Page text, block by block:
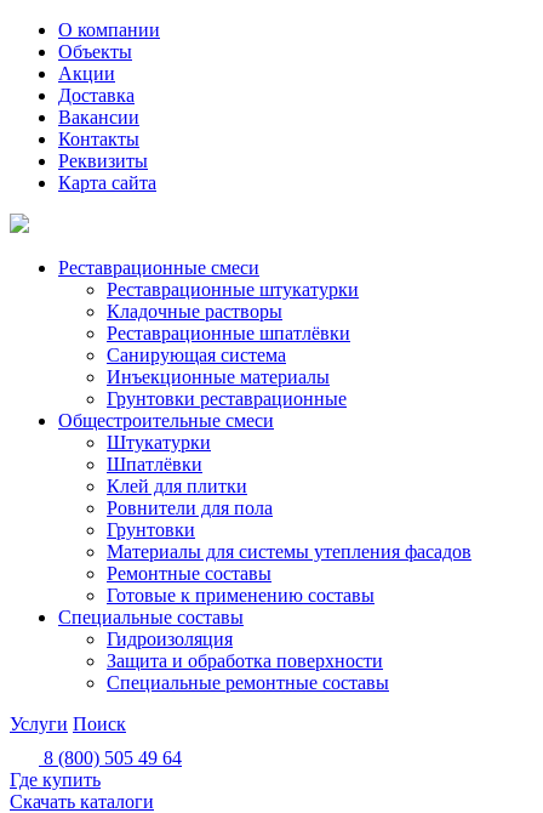
О компании
Объекты
Акции
Доставка
Вакансии
Контакты
Реквизиты
Карта сайта
Реставрационные смеси
Реставрационные штукатурки
Кладочные растворы
Реставрационные шпатлёвки
Санирующая система
Инъекционные материалы
Грунтовки реставрационные
Общестроительные смеси
Штукатурки
Шпатлёвки
Клей для плитки
Ровнители для пола
Грунтовки
Материалы для системы утепления фасадов
Ремонтные составы
Готовые к применению составы
Специальные составы
Гидроизоляция
Защита и обработка поверхности
Специальные ремонтные составы
Услуги Поиск
8 (800) 505 49 64
Где купить
Скачать каталоги